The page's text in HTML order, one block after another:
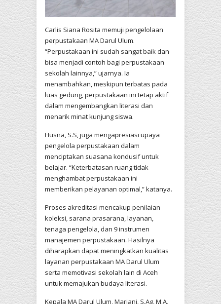
Carlis Siana Rosita memuji pengelolaan
perpustakaan MA Darul Ulum.
“Perpustakaan ini sudah sangat baik dan
bisa menjadi contoh bagi perpustakaan
sekolah lainnya,” ujarnya. Ia
menambahkan, meskipun terbatas pada
luas gedung, perpustakaan ini tetap aktif
dalam mengembangkan literasi dan
menarik minat kunjung siswa.
Husna, S.S, juga mengapresiasi upaya
pengelola perpustakaan dalam
menciptakan suasana kondusif untuk
belajar. “Keterbatasan ruang tidak
menghambat perpustakaan ini
memberikan pelayanan optimal,” katanya.
Proses akreditasi mencakup penilaian
koleksi, sarana prasarana, layanan,
tenaga pengelola, dan 9 instrumen
manajemen perpustakaan. Hasilnya
diharapkan dapat meningkatkan kualitas
layanan perpustakaan MA Darul Ulum
serta memotivasi sekolah lain di Aceh
untuk memajukan budaya literasi.
Kepala MA Darul Ulum, Mariani, S.Ag, M.A,